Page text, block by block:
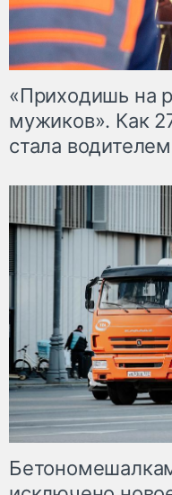
«Приходишь на
мужиков». Как
стала